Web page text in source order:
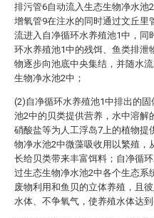
排污管6自动流入生态生物净水池
增氧管9在注水的同时通过文丘里
流进入自净循环水养殖池1中，同
环水养殖池1中的残饵、鱼类排泄
物逐步向池底中央集结，并随水
生物净水池2中；
(2)自净循环水养殖池1中排出的
池2中的贝类提供营养，水中溶解
硝酸盐等为人工浮岛7上的植物提
物净水池2中微藻吸收用以繁殖，
长给贝类带来丰富饵料；自净循
过生态生物净水池2中各个生态系
废物利用和鱼贝的立体养殖，且
水体、不争氧气，使养殖水体达到